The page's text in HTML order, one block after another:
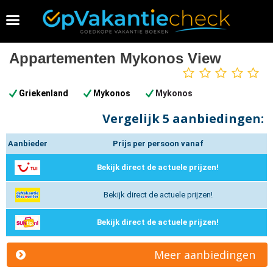
Vakantie 2026 boeken
Appartementen Mykonos View
0
Griekenland Mykonos Mykonos
Vergelijk5 aanbiedingen:
Aanbieder Prijs per persoon vanaf
Bekijk direct de actuele prijzen!
Bekijk direct de actuele prijzen!
Bekijk direct de actuele prijzen!
Meer aanbiedingen